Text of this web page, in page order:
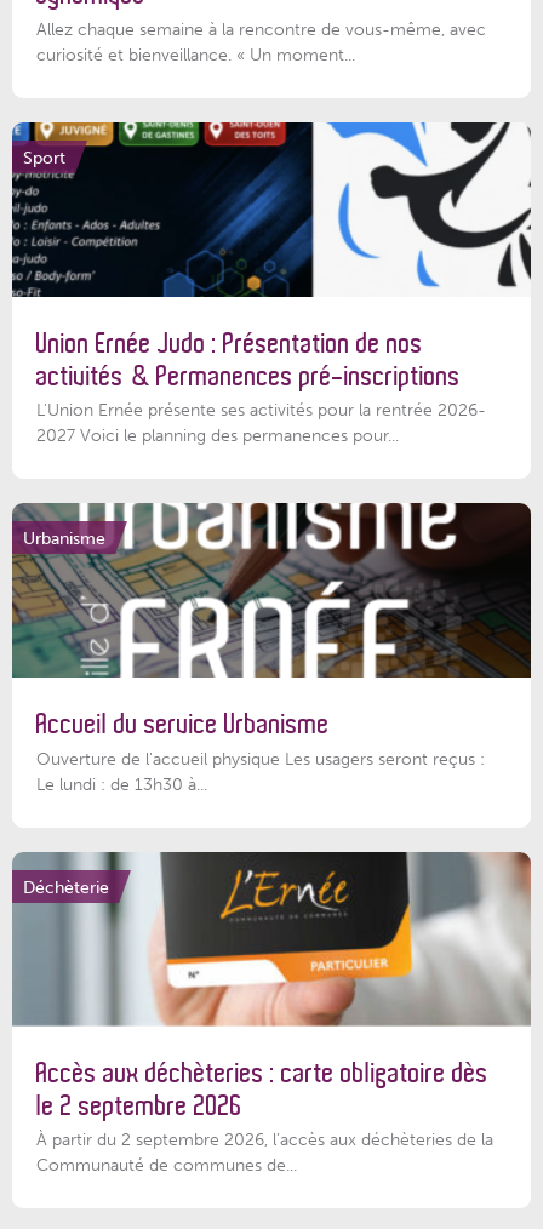
Allez chaque semaine à la rencontre de vous-même, avec
curiosité et bienveillance. « Un moment...
Sport
Union Ernée Judo : Présentation de nos
activités & Permanences pré-inscriptions
L'Union Ernée présente ses activités pour la rentrée 2026-
2027 Voici le planning des permanences pour...
Urbanisme
Accueil du service Urbanisme
Ouverture de l'accueil physique Les usagers seront reçus :
Le lundi : de 13h30 à...
Déchèterie
Accès aux déchèteries : carte obligatoire dès
le 2 septembre 2026
À partir du 2 septembre 2026, l’accès aux déchèteries de la
Communauté de communes de...